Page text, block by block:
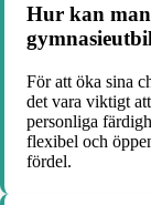
Hur kan
För att öka sina
det vara viktigt
personliga
flexibel och
fördel.